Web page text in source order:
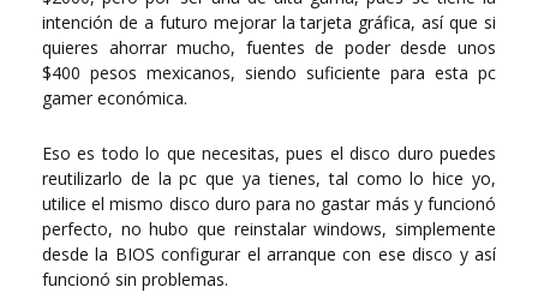
intención de a futuro mejorar la tarjeta gráfica, así que si
quieres ahorrar mucho, fuentes de poder desde unos
$400 pesos mexicanos, siendo suficiente para esta pc
gamer económica.
Eso es todo lo que necesitas, pues el disco duro puedes
reutilizarlo de la pc que ya tienes, tal como lo hice yo,
utilice el mismo disco duro para no gastar más y funcionó
perfecto, no hubo que reinstalar windows, simplemente
desde la BIOS configurar el arranque con ese disco y así
funcionó sin problemas.